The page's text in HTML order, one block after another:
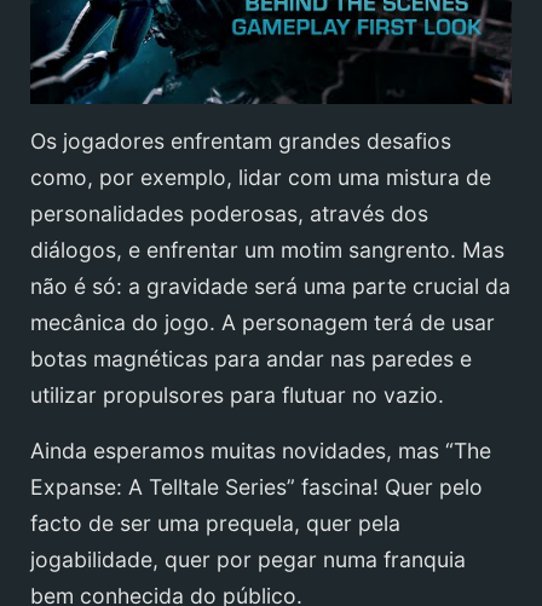
Os jogadores enfrentam grandes desafios
como, por exemplo, lidar com uma mistura de
personalidades poderosas, através dos
diálogos, e enfrentar um motim sangrento. Mas
não é só: a gravidade será uma parte crucial da
mecânica do jogo. A personagem terá de usar
botas magnéticas para andar nas paredes e
utilizar propulsores para flutuar no vazio.
Ainda esperamos muitas novidades, mas “The
Expanse: A Telltale Series” fascina! Quer pelo
facto de ser uma prequela, quer pela
jogabilidade, quer por pegar numa franquia
bem conhecida do público.